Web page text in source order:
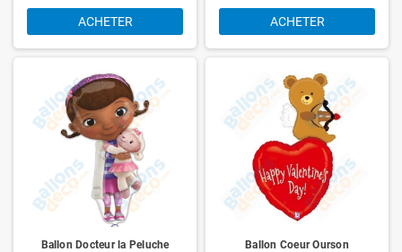
ACHETER ACHETER
Ballon Docteur la Peluche
Ballon Coeur Ourson